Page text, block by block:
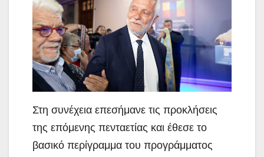
Στη συνέχεια επεσήμανε τις προκλήσεις
της επόμενης πενταετίας και έθεσε το
βασικό περίγραμμα του προγράμματος